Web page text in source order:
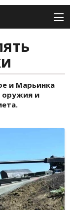
и Марьинка
оружия и